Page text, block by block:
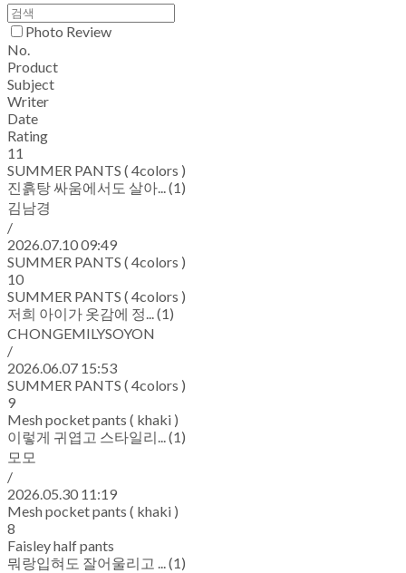
Photo Review
No.
Product
Subject
Writer
Date
Rating
11
SUMMER PANTS ( 4colors )
진흙탕 싸움에서도 살아... (1)
김남경
/
2026.07.10 09:49
SUMMER PANTS ( 4colors )
10
SUMMER PANTS ( 4colors )
저희 아이가 옷감에 정... (1)
CHONGEMILYSOYON
/
2026.06.07 15:53
SUMMER PANTS ( 4colors )
9
Mesh pocket pants ( khaki )
이렇게 귀엽고 스타일리... (1)
모모
/
2026.05.30 11:19
Mesh pocket pants ( khaki )
8
Faisley half pants
뭐랑입혀도 잘어울리고 ... (1)